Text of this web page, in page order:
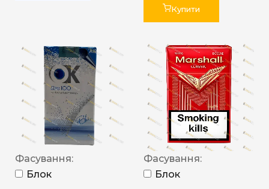
Купити
Фасування:
Блок
Фасування:
Блок